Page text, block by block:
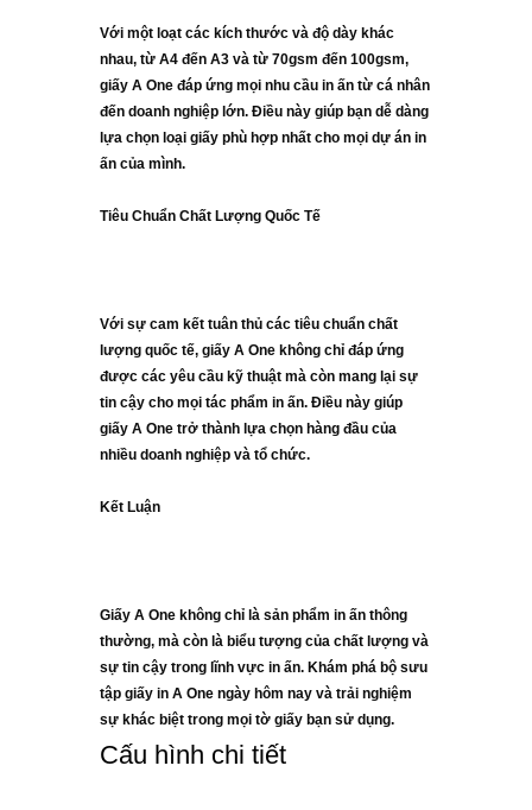
Với một loạt các kích thước và độ dày khác
nhau, từ A4 đến A3 và từ 70gsm đến 100gsm,
giấy A One đáp ứng mọi nhu cầu in ấn từ cá nhân
đến doanh nghiệp lớn. Điều này giúp bạn dễ dàng
lựa chọn loại giấy phù hợp nhất cho mọi dự án in
ấn của mình.
Tiêu Chuẩn Chất Lượng Quốc Tế
Với sự cam kết tuân thủ các tiêu chuẩn chất
lượng quốc tế, giấy A One không chỉ đáp ứng
được các yêu cầu kỹ thuật mà còn mang lại sự
tin cậy cho mọi tác phẩm in ấn. Điều này giúp
giấy A One trở thành lựa chọn hàng đầu của
nhiều doanh nghiệp và tổ chức.
Kết Luận
Giấy A One không chỉ là sản phẩm in ấn thông
thường, mà còn là biểu tượng của chất lượng và
sự tin cậy trong lĩnh vực in ấn. Khám phá bộ sưu
tập giấy in A One ngày hôm nay và trải nghiệm
sự khác biệt trong mọi tờ giấy bạn sử dụng.
Cấu hình chi tiết